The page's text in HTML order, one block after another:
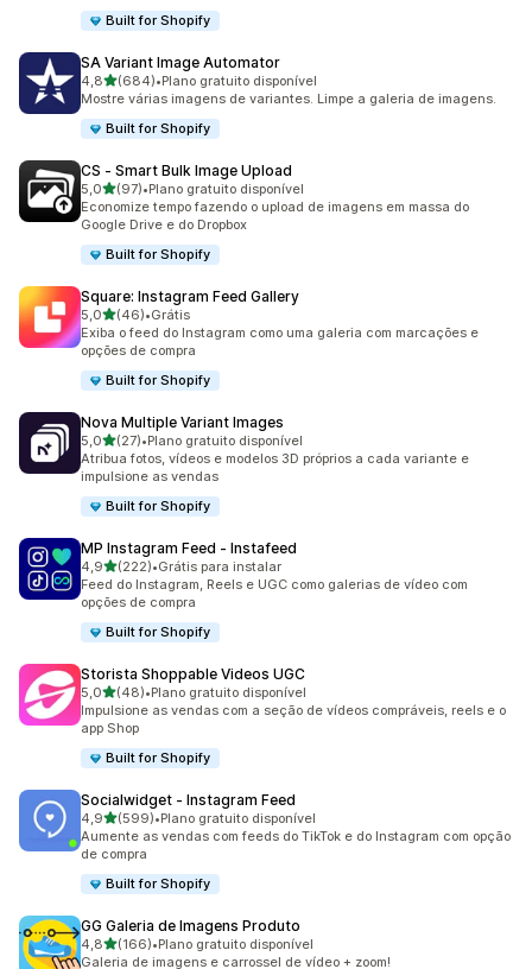
Built for Shopify
SA Variant Image Automator
4,8de 5 estrelas
(684)
684 avaliações ao todo
•Plano gratuito disponível
Mostre várias imagens de variantes. Limpe a galeria de imagens.
Built for Shopify
CS ‑ Smart Bulk Image Upload
5,0de 5 estrelas
(97)
97 avaliações ao todo
•Plano gratuito disponível
Economize tempo fazendo o upload de imagens em massa do
Google Drive e do Dropbox
Built for Shopify
Square: Instagram Feed Gallery
5,0de 5 estrelas
(46)
46 avaliações ao todo
•Grátis
Exiba o feed do Instagram como uma galeria com marcações e
opções de compra
Built for Shopify
Nova Multiple Variant Images
5,0de 5 estrelas
(27)
27 avaliações ao todo
•Plano gratuito disponível
Atribua fotos, vídeos e modelos 3D próprios a cada variante e
impulsione as vendas
Built for Shopify
MP Instagram Feed ‑ Instafeed
4,9de 5 estrelas
(222)
222 avaliações ao todo
•Grátis para instalar
Feed do Instagram, Reels e UGC como galerias de vídeo com
opções de compra
Built for Shopify
Storista Shoppable Videos UGC
5,0de 5 estrelas
(48)
48 avaliações ao todo
•Plano gratuito disponível
Impulsione as vendas com a seção de vídeos compráveis, reels e o
app Shop
Built for Shopify
Socialwidget ‑ Instagram Feed
4,9de 5 estrelas
(599)
599 avaliações ao todo
•Plano gratuito disponível
Aumente as vendas com feeds do TikTok e do Instagram com opção
de compra
Built for Shopify
GG Galeria de Imagens Produto
4,8de 5 estrelas
(166)
166 avaliações ao todo
•Plano gratuito disponível
Galeria de imagens e carrossel de vídeo + zoom!